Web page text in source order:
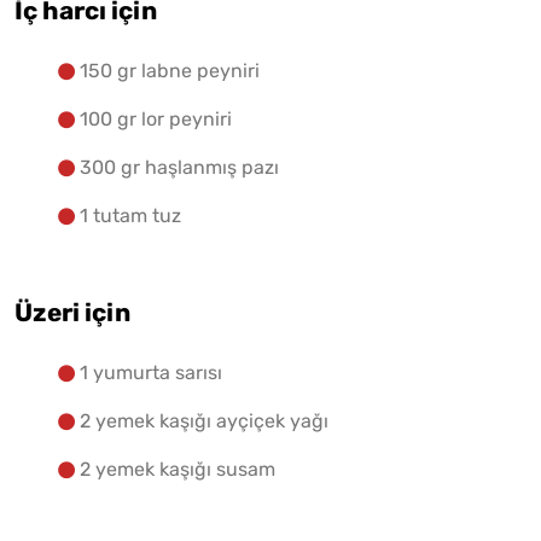
İç harcı için
150 gr labne peyniri
100 gr lor peyniri
300 gr haşlanmış pazı
1 tutam tuz
Üzeri için
1 yumurta sarısı
2 yemek kaşığı ayçiçek yağı
2 yemek kaşığı susam